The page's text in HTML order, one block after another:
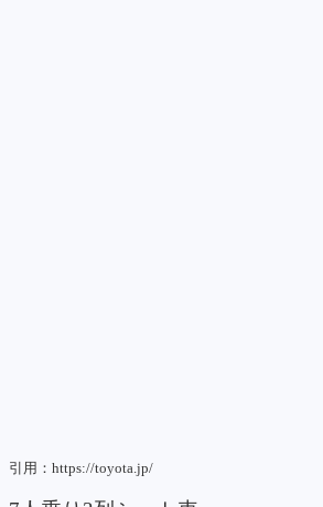
引用：https://toyota.jp/